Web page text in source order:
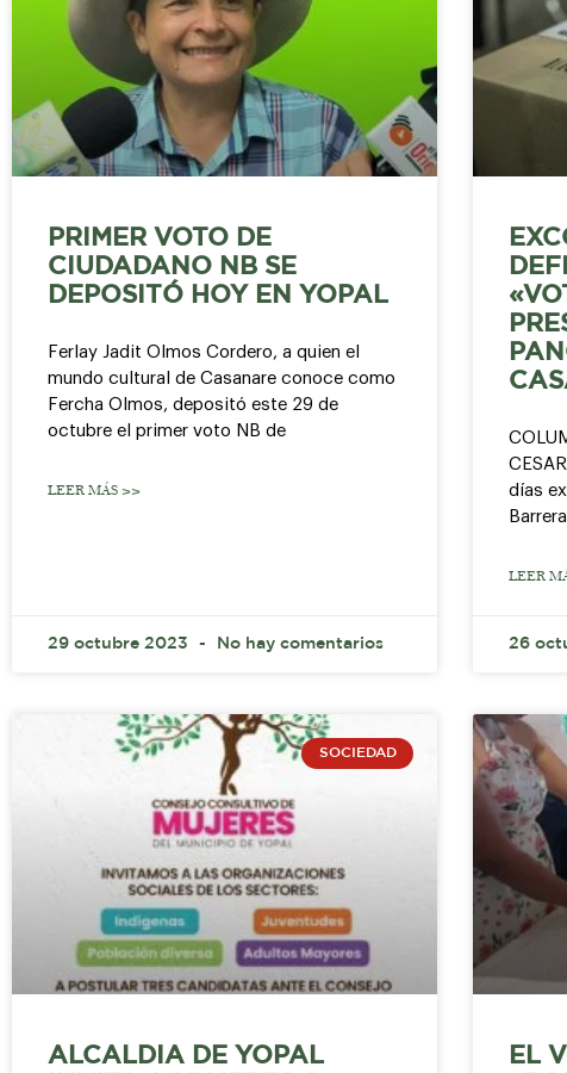
PRIMER VOTO DE
CIUDADANO NB SE
DEPOSITÓ HOY EN YOPAL
Ferlay Jadit Olmos Cordero, a quien el
mundo cultural de Casanare conoce como
Fercha Olmos, depositó este 29 de
octubre el primer voto NB de
LEER MÁS >>
29 octubre 2023 No hay comentarios
días
LEER
26
SOCIEDAD
ALCALDIA DE YOPAL
EL